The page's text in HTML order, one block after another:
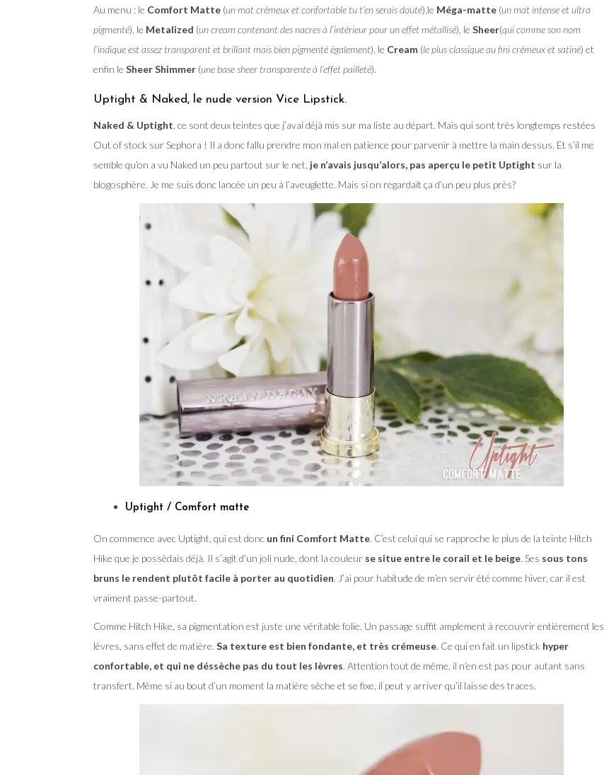
Au menu : le Comfort Matte (un mat crémeux et confortable tu t’en serais douté),le Méga-matte (un mat intense et ultra
pigmenté), le Metalized (un cream contenant des nacres à l’intérieur pour un effetmétallisé), le Sheer(qui comme son nom
l’indique est assez transparent et brillant mais bien pigmenté également), le Cream (le plus classique au fini crémeux et satiné) et
enfin le Sheer Shimmer (une base sheer transparente à l’effet pailleté).
Uptight & Naked, le nude version Vice Lipstick.
Naked & Uptight , ce sont deux teintes que j’avai déjà mis sur ma liste au départ. Mais qui sont très longtemps restées
Out of stock sur Sephora ! Il a donc fallu prendre mon mal en patience pour parvenir à mettre la main dessus. Et s’il me
semble qu’on a vu Naked un peu partout sur le net, je n’avais jusqu’alors, pas aperçu le petit Uptight sur la
blogosphère. Je me suis donc lancée un peu à l’aveuglette. Mais si on regardait ça d’un peu plus près?
Uptight / Comfort matte
On commence avec Uptight, qui est donc un fini Comfort Matte. C’est celui qui se rapproche le plus de la teinte Hitch
Hike que je possèdais déjà. Il s’agit d’un joli nude, dont la couleur se situe entre le corail et le beige. Ses sous tons
bruns le rendent plutôt facile à porter au quotidien. J’ai pour habitude de m’en servir été comme hiver, car il est
vraiment passe-partout.
Comme Hitch Hike, sa pigmentation est juste une véritable folie. Un passage suffit amplement à recouvrir entièrement les
lèvres, sans effet de matière. Sa texture est bien fondante, et très crémeuse. Ce qui en fait un lipstick hyper
confortable, et qui ne déssèche pas du tout les lèvres. Attention tout de même, il n’en est pas pour autant sans
transfert. Même si au bout d’un moment la matière sèche et se fixe, il peut y arriver qu’il laisse des traces.